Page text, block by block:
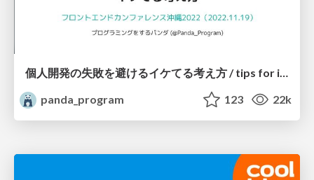
個人開発の失敗を避けるイケてる考え方 / tips for indie hackers
panda_program
123 22k